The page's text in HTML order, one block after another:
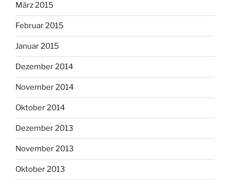
März 2015
Februar 2015
Januar 2015
Dezember 2014
November 2014
Oktober 2014
Dezember 2013
November 2013
Oktober 2013